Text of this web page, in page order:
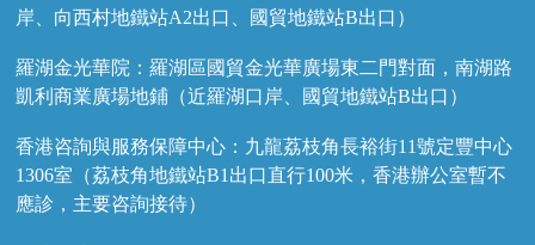
岸、向西村地鐵站A2出口、國貿地鐵站B出口）
羅湖金光華院：羅湖區國貿金光華廣場東二門對面，南湖路
凱利商業廣場地鋪（近羅湖口岸、國貿地鐵站B出口）
香港咨詢與服務保障中心：九龍荔枝角長裕街11號定豐中心
1306室（荔枝角地鐵站B1出口直行100米，香港辦公室暫不
應診，主要咨詢接待）